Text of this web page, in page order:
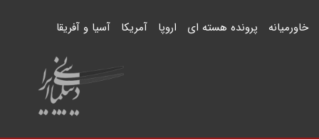
خاورمیانه پرونده هسته ای اروپا آمریکا آسیا و آفریقا